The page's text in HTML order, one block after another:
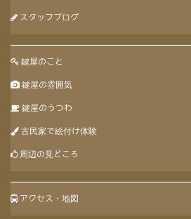
スタッフブログ
鍵屋のこと
鍵屋の雰囲気
鍵屋のうつわ
古民家で絵付け体験
周辺の見どころ
アクセス・地図